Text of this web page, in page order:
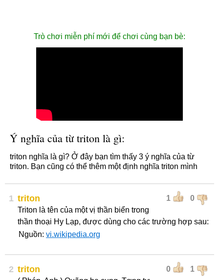
Trò chơi miễn phí mới để chơi cùng bạn bè:
Ý nghĩa của từ triton là gì:
triton nghĩa là gì? Ở đây bạn tìm thấy 3 ý nghĩa của từ
triton. Bạn cũng có thể thêm một định nghĩa triton mình
1 1 0
triton
Triton là tên của một vị thần biển trong
thần thoại Hy Lạp, được dùng cho các trường hợp sau:
Nguồn: vi.wikipedia.org
2 0 1
triton